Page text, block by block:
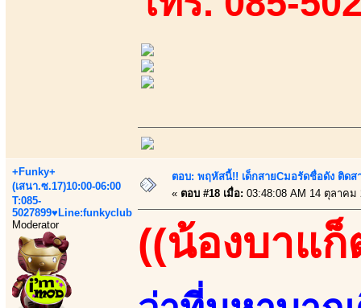
+Funky+
(เสนา.ซ.17)10:00-06:00
T:085-
5027899♥Line:funkyclub
Moderator
ตอบ: พฤหัสนี้!! เด็กสายCมอรัดชื่อดัง ติดส
« ตอบ #18 เมื่อ: 03:48:08 AM 14 ตุลาคม
((น้องบาแก็